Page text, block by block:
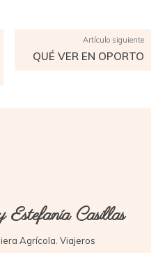
Artículo siguiente
QUÉ VER EN OPORTO
Casillas
Agrícola. Viajeros